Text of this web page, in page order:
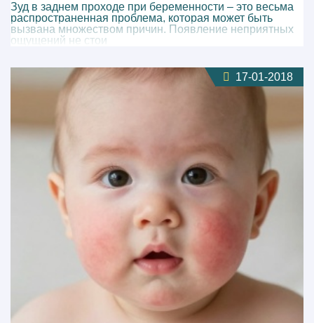
Зуд в заднем проходе при беременности – это весьма
распространенная проблема, которая может быть
вызвана множеством причин. Появление неприятных
ощущений не стои
17-01-2018